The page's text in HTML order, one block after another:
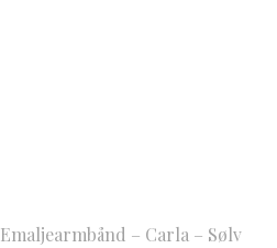
Emaljearmbånd – Carla – Sølv